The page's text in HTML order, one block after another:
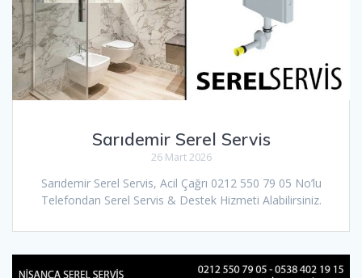
Sarıdemir Serel Servis
26 Mart 2026
Sarıdemir Serel Servis, Acil Çağrı 0212 550 79 05 No’lu
Telefondan Serel Servis & Destek Hizmeti Alabilirsiniz.